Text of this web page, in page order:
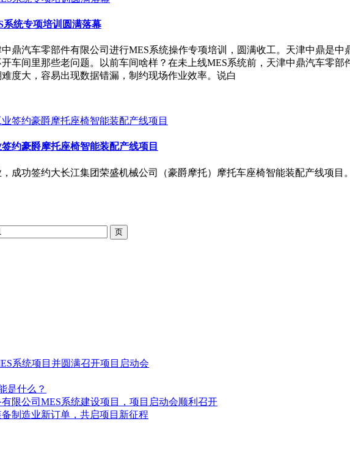
统专项培训圆满落幕
鼎汽车零部件有限公司进行MES系统操作专项培训，圆满收工。天津中鼎是中
车间里那些老问题。以前车间啥样？在未上线MES系统前，天津中鼎汽车零
度大，容易出现数据错漏，制约现场作业效率。说白
约豪爵摩托座椅智能装配产线项目
成功签约大长江集团荣盛机械公司（豪爵摩托）摩托车座椅智能装配产线项
系统项目并圆满召开项目启动会
是什么？
限公司MES系统建设项目，项目启动会顺利召开
制造业新订单，共启项目新征程